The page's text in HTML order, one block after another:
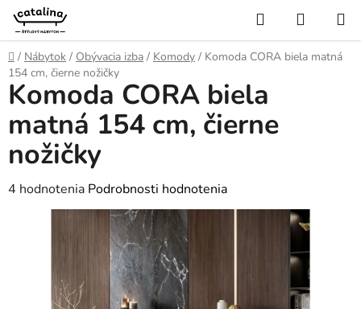
Prejsť
obsah
Hľadať
KOŠÍK
Domov
/ Nábytok / Obývacia izba / Komody / Komoda CORA biela matná
154 cm, čierne nožičky
Komoda CORA biela
matná 154 cm, čierne
nožičky
Priemerné
hodnotenie
4 hodnotenia Podrobnosti hodnotenia